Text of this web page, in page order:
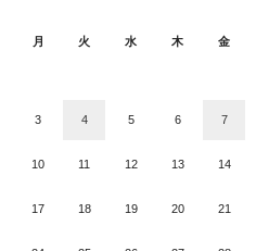
月
火 水 木 金
3 4 5 6 7
10 11 12 13 14
17 18 19 20 21